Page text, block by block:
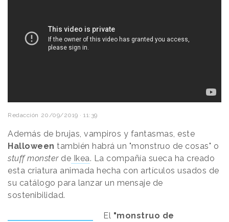
Redacción 20/09/2019 · 11:39
Además de brujas, vampiros y fantasmas, este
Halloween también habrá un "monstruo de cosas" o
stuff monsterde Ikea. La compañía sueca ha creado
esta criatura animada hecha con artículos usados de
su catálogo para lanzar un mensaje de
sostenibilidad.
El "monstruo de